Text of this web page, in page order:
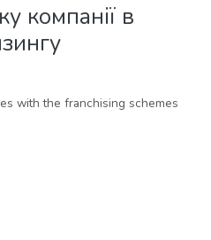
компанії в
with the franchising schemes